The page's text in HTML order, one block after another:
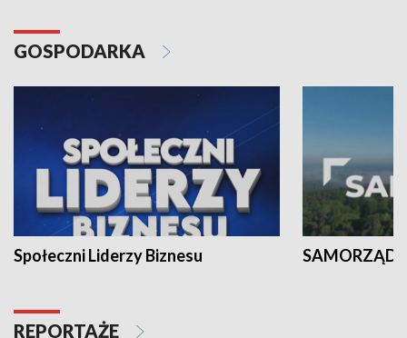
GOSPODARKA
Społeczni Liderzy Biznesu SAMORZĄD
REPORTAŻE